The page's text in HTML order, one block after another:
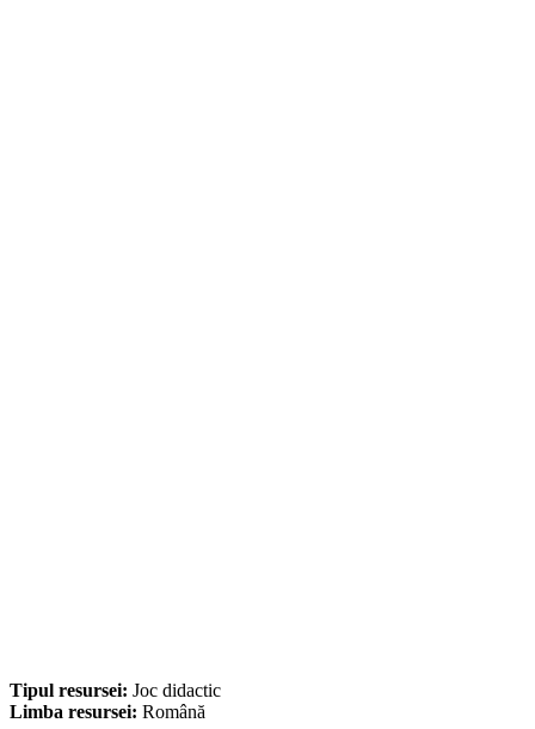
Tipul resursei: Joc didactic
Limba resursei: Română